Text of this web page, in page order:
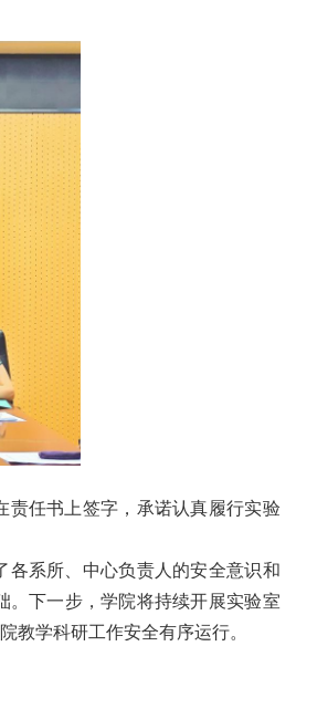
责任书上签字，承诺认真履行实验
各系所、中心负责人的安全意识和
。下一步，学院将持续开展实验室
教学科研工作安全有序运行。